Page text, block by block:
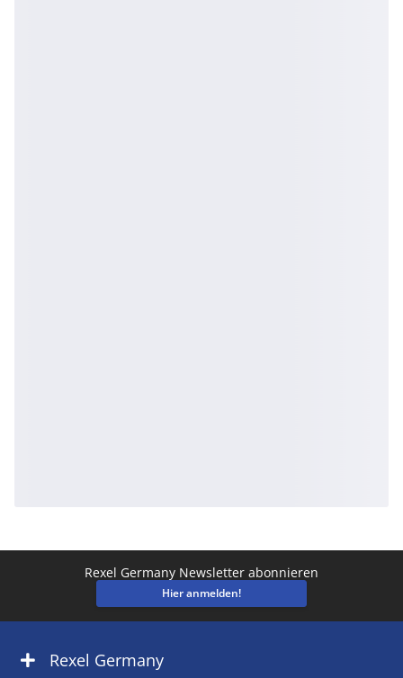
Rexel Germany Newsletter abonnieren
Hier anmelden!
Rexel Germany